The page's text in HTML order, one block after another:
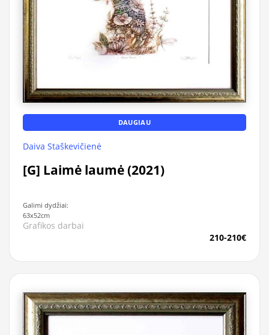
DAUGIAU
Daiva Staškevičienė
[G] Laimė laumė (2021)
Galimi dydžiai:
63x52cm
Grafikos darbai
210-210€